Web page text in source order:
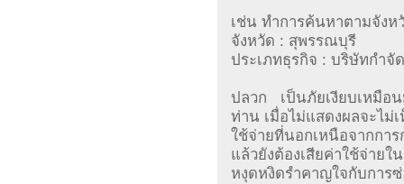
เช่น ทำการค้นหาตามจังห
จังหวัด : สุพรรณบุรี
ประเภทธุรกิจ : บริษัทกำจั
ปลวก เป็นภัยเงียบเหมือ
ท่าน เมื่อไม่แสดงผลจะไม่
ใช้จ่ายที่นอกเหนือจากก
แล้วยังต้องเสียค่าใช้จ่
หงุดหงิดรำคาญใจกับการ